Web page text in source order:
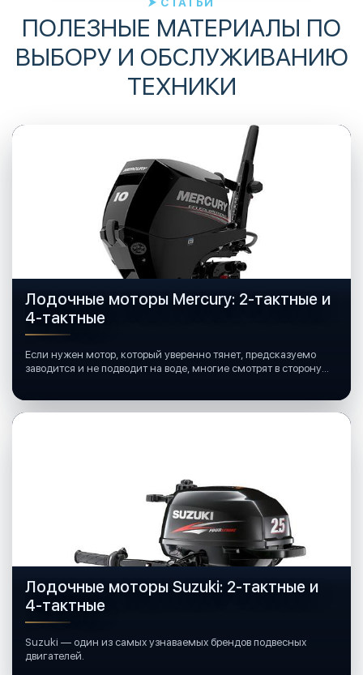
ПОЛЕЗНЫЕ МАТЕРИАЛЫ ПО
ВЫБОРУ И ОБСЛУЖИВАНИЮ
ТЕХНИКИ
Лодочные моторы Mercury: 2-тактные и
4-тактные
Если нужен мотор, который уверенно тянет, предсказуемо
заводится и не подводит на воде, многие смотрят в сторону
Лодочные моторы Suzuki: 2-тактные и
4-тактные
Suzuki — один из самых узнаваемых брендов подвесных
двигателей.